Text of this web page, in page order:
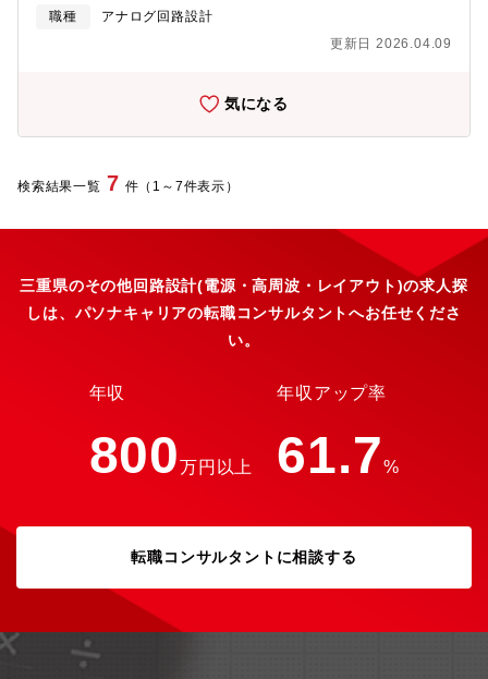
発 など上流案件の豊富さが同社の強みです。また、担当営業の
からエンジニアをサポートする万全の体制が同社にはある為、技
職種
アナログ回路設計
更新日 2026.04.09
気になる
検索結果一覧 7 件（1～7件表示）
三重県のその他回路設計(電源・高周波・レイアウト)の求人探
しは、パソナキャリアの転職コンサルタントへお任せくださ
い。
年収
800万円以上
年収アップ率
61.7%
転職コンサルタントに相談する